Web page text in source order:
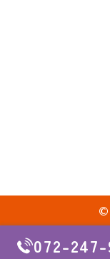
072-247-
©